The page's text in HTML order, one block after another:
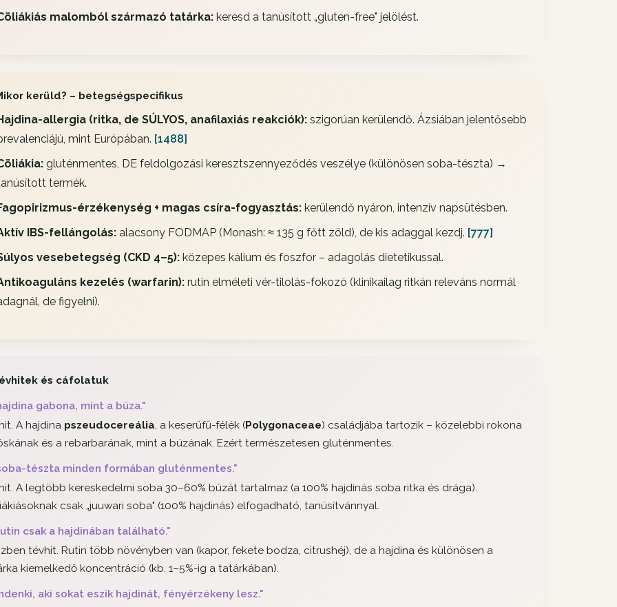
malomból származó tatárka:keresd a tanúsított „gluten-free" jelölést.
kerüld? – betegségspecifikus
allergia (ritka, de SÚLYOS, anafilaxiás reakciók):szigorúan kerülendő. Ázsiában jelentősebb
mint Európában. [1488]
gluténmentes, DE feldolgozási keresztszennyeződés veszélye (különösen soba-tészta) →
termék.
érzékenység + magas csíra-fogyasztás:kerülendő nyáron, intenzív napsütésben.
IBS-fellángolás:alacsony FODMAP (Monash: ≈ 135 g főtt zöld), de kis adaggal kezdj. [777]
vesebetegség (CKD 4–5):közepes kálium és foszfor – adagolás dietetikussal.
kezelés (warfarin):rutin elméleti vér-tilolás-fokozó (klinikailag ritkán releváns normál
de figyelni).
és cáfolatuk
gabona, mint a búza."
A hajdina pszeudocereália, a keserűfű-félék (Polygonaceae) családjába tartozik – közelebbi rokona
és a rebarbarának, mint a búzának. Ezért természetesen gluténmentes.
tészta minden formában gluténmentes."
A legtöbb kereskedelmi soba 30–60% búzát tartalmaz (a 100% hajdinás soba ritka és drága).
csak „juuwari soba" (100% hajdinás) elfogadható, tanúsítvánnyal.
csak a hajdinában található."
tévhit. Rutin több növényben van (kapor, fekete bodza, citrushéj), de a hajdina és különösen a
kiemelkedő koncentráció (kb. 1–5%-ig a tatárkában).
aki sokat eszik hajdinát, fényérzékeny lesz."